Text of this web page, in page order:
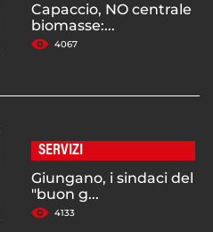
Capaccio, NO centrale
biomasse:...
4067
SERVIZI
Giungano, i sindaci del
"buon g...
4133